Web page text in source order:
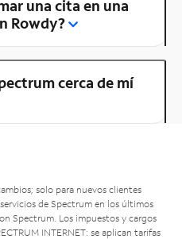
una cita en una
Rowdy?
cerca de mí
solo para nuevos clientes
de Spectrum en los últimos
Spectrum. Los impuestos y cargos
INTERNET: se aplican tarifas